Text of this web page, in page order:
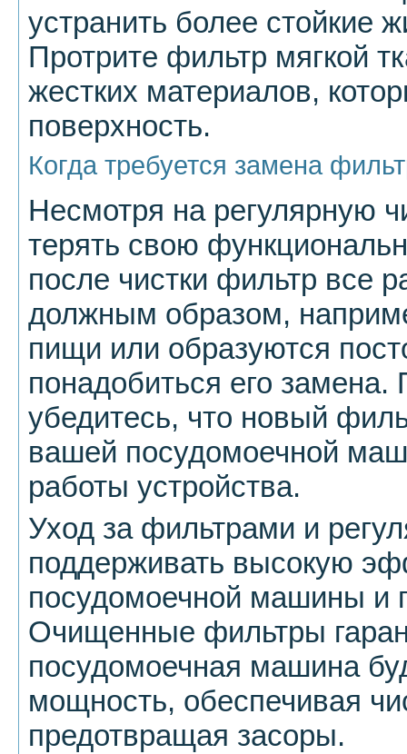
устранить более стойкие
Протрите фильтр мягкой
жестких материалов,
поверхность.
Когда требуется замена
Несмотря на регулярную
терять свою
после чистки фильтр все
должным образом,
пищи или образуются
понадобиться его
убедитесь, что новый
вашей посудомоечной
работы устройства.
Уход за фильтрами и
поддерживать высокую
посудомоечной машины и
Очищенные фильтры
посудомоечная машина
мощность, обеспечивая
предотвращая засоры.